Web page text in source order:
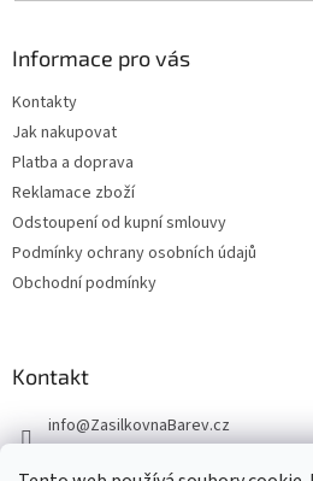
Informace pro vás
Kontakty
Jak nakupovat
Platba a doprava
Reklamace zboží
Odstoupení od kupní smlouvy
Podmínky ochrany osobních údajů
Obchodní podmínky
Kontakt
info@ZasilkovnaBarev.cz